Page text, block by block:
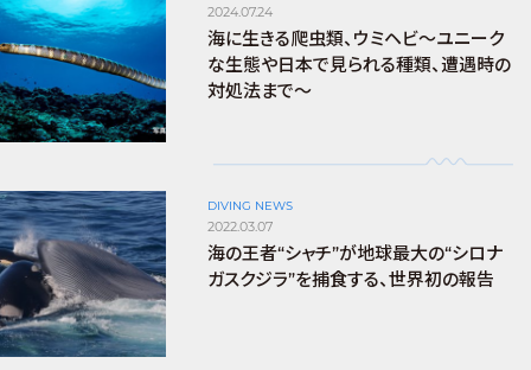
2024.07.24
海に生きる爬虫類、ウミヘビ～ユニーク
な生態や日本で見られる種類、遭遇時の
対処法まで～
DIVING NEWS
2022.03.07
海の王者“シャチ”が地球最大の“シロナ
ガスクジラ”を捕食する、世界初の報告